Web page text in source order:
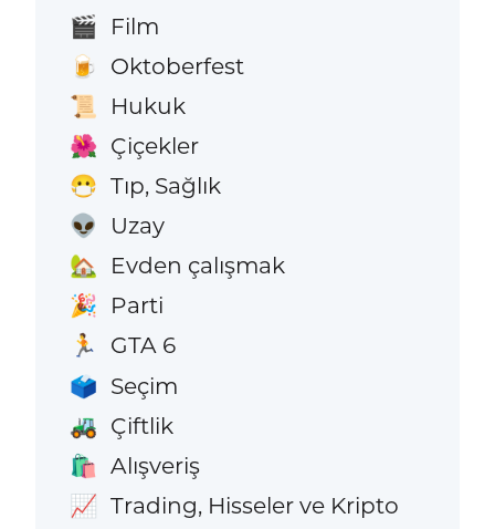
🎬 Film
🍺 Oktoberfest
📜 Hukuk
🌺 Çiçekler
😷 Tıp, Sağlık
👽 Uzay
🏡 Evden çalışmak
🎉 Parti
🏃 GTA 6
🗳️ Seçim
🚜 Çiftlik
🛍️ Alışveriş
📈 Trading, Hisseler ve Kripto